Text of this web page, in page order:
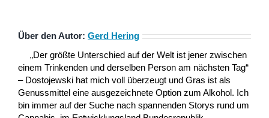
Über den Autor: Gerd Hering
„Der größte Unterschied auf der Welt ist jener zwischen
einem Trinkenden und derselben Person am nächsten Tag“
– Dostojewski hat mich voll überzeugt und Gras ist als
Genussmittel eine ausgezeichnete Option zum Alkohol. Ich
bin immer auf der Suche nach spannenden Storys rund um